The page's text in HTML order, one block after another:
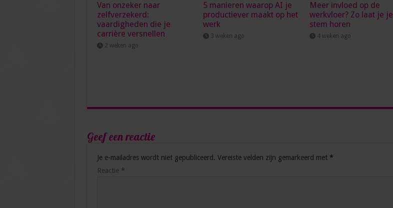
Van onzeker naar
zelfverzekerd:
vaardigheden die je
carrière versnellen
2 weken ago
5 manieren waarop AI je
productiever maakt op het
werk
3 weken ago
Meer invloed op de
werkvloer? Zo laat je je
stem horen
4 weken ago
Geef een reactie
Je e-mailadres wordt niet gepubliceerd. Vereiste velden zijn gemarkeerd met *
Reactie *